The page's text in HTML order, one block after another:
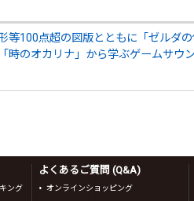
等100点超の図版とともに「ゼルダ
時のオカリナ」から学ぶゲームサウ
ング
よくあるご質問 (Q&A)
オンラインショッピング